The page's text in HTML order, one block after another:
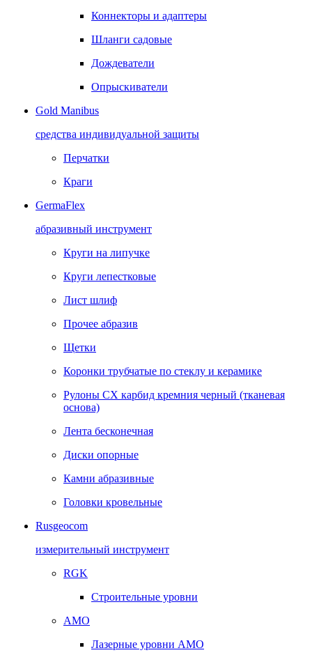
Коннекторы и адаптеры
Шланги садовые
Дождеватели
Опрыскиватели
Gold Manibus
средства индивидуальной защиты
Перчатки
Краги
GermaFlex
абразивный инструмент
Круги на липучке
Круги лепестковые
Лист шлиф
Прочее абразив
Щетки
Коронки трубчатые по стеклу и керамике
Рулоны CX карбид кремния черный (тканевая
основа)
Лента бесконечная
Диски опорные
Камни абразивные
Головки кровельные
Rusgeocom
измерительный инструмент
RGK
Строительные уровни
AMO
Лазерные уровни AMO